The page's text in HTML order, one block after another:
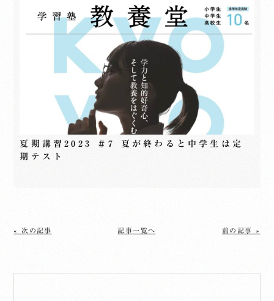
夏期講習2023 ＃7 夏が終わると中学生は定
期テスト
« 次の記事 記事一覧へ 前の記事 »